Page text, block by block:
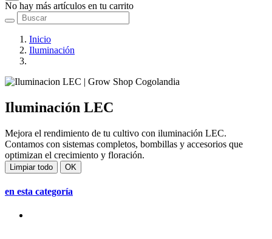
No hay más artículos en tu carrito
Inicio
Iluminación
Iluminación LEC
Mejora el rendimiento de tu cultivo con iluminación LEC.
Contamos con sistemas completos, bombillas y accesorios que
optimizan el crecimiento y floración.
Limpiar todo OK
en esta categoría